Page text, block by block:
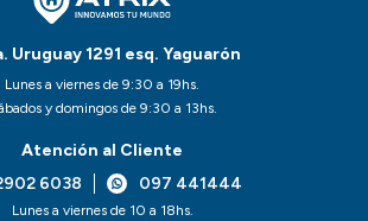
Uruguay 1291 esq. Yaguarón
Lunes a viernes de 9:30 a 19hs.
y domingos de 9:30 a 13hs.
Atención al Cliente
6038
097 441444
Lunes a viernes de 10 a 18hs.